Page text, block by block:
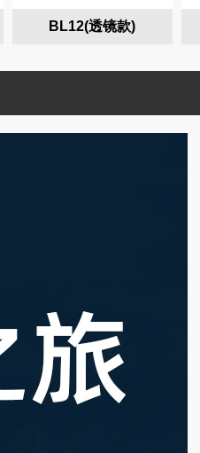
BL12(透镜款)